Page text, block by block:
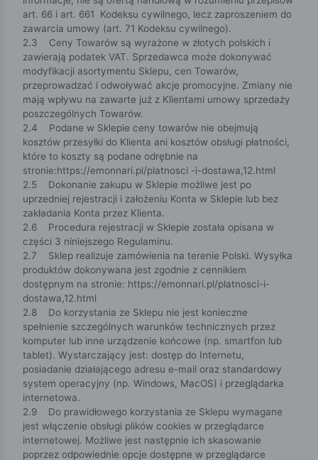
art. 66 i art. 661 Kodeksu cywilnego, lecz zaproszeniem do
zawarcia umowy (art. 71 Kodeksu cywilnego).
2.3 Ceny Towarów są wyrażone w złotych polskich i
zawierają podatek VAT. Sprzedawca może dokonywać
modyfikacji asortymentu Sklepu, cen Towarów,
przeprowadzać i odwoływać akcje promocyjne. Zmiany nie
mają wpływu na zawarte już z Klientami umowy sprzedaży
poszczególnych Towarów.
2.4 Podane w Sklepie ceny towarów nie obejmują
kosztów przesyłki do Klienta ani kosztów obsługi płatności,
które to koszty są podane odrębnie na
stronie:https://emonnari.pl/platnosci -i-dostawa,12.html
2.5 Dokonanie zakupu w Sklepie możliwe jest po
uprzedniej rejestracji i założeniu Konta w Sklepie lub bez
zakładania Konta przez Klienta.
2.6 Procedura rejestracji w Sklepie została opisana w
części 3 niniejszego Regulaminu.
2.7 Sklep realizuje zamówienia na terenie Polski. Wysyłka
produktów dokonywana jest zgodnie z cennikiem
dostępnym na stronie: https://emonnari.pl/platnosci-i-
dostawa,12.html
2.8 Do korzystania ze Sklepu nie jest konieczne
spełnienie szczególnych warunków technicznych przez
komputer lub inne urządzenie końcowe (np. smartfon lub
tablet). Wystarczający jest: dostęp do Internetu,
posiadanie działającego adresu e-mail oraz standardowy
system operacyjny (np. Windows, MacOS) i przeglądarka
internetowa.
2.9 Do prawidłowego korzystania ze Sklepu wymagane
jest włączenie obsługi plików cookies w przeglądarce
internetowej. Możliwe jest następnie ich skasowanie
poprzez odpowiednie opcje dostępne w przeglądarce